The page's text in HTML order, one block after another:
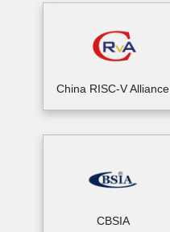
China RISC-V Alliance
CBSIA